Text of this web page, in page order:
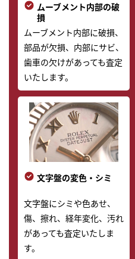
ムーブメント内部の破
損
ムーブメント内部に破損、
部品が欠損、内部にサビ、
歯車の欠けがあっても査定
いたします。
文字盤の変色・シミ
文字盤にシミや色あせ、
傷、擦れ、経年変化、汚れ
があっても査定いたしま
す。